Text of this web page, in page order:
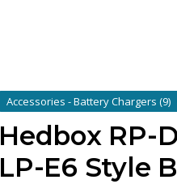
Accessories - Battery Chargers (9)
Hedbox RP-
LP-E6 Style